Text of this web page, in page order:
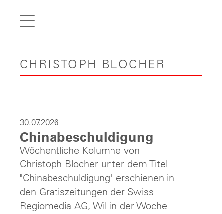
CHRISTOPH BLOCHER
en
Home
Gallery
Carreer
Contact
30.07.2026
Chinabeschuldigung
Wöchentliche Kolumne von
Christoph Blocher unter dem Titel
"Chinabeschuldigung" erschienen in
den Gratiszeitungen der Swiss
Regiomedia AG, Wil in der Woche